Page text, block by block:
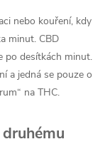
nebo kouření, kdy
minut. CBD
po desítkách minut.
a jedná se pouze o
na THC.